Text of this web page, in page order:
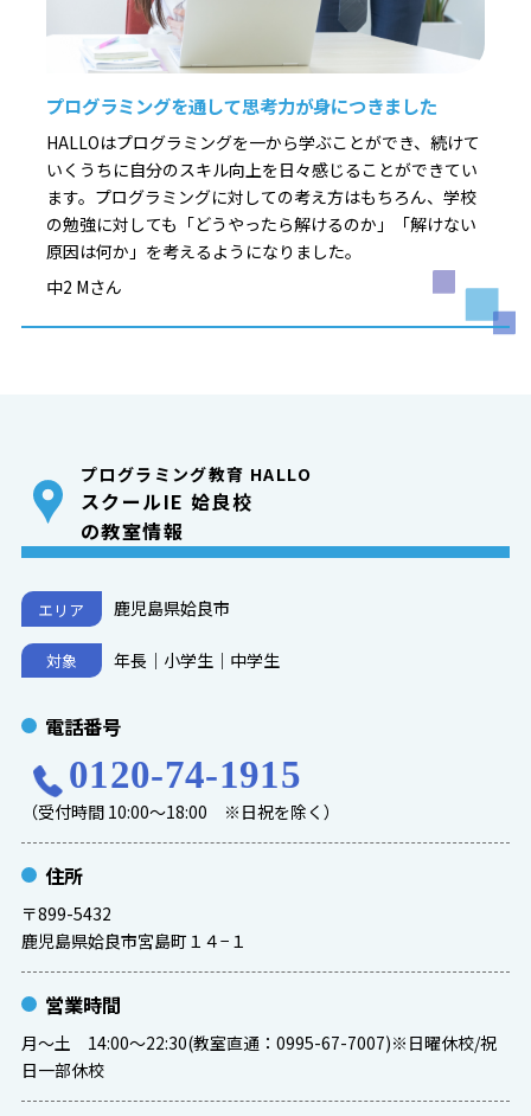
プログラミングを通して思考力が身につきました
HALLOはプログラミングを一から学ぶことができ、続けて
いくうちに自分のスキル向上を日々感じることができてい
ます。プログラミングに対しての考え方はもちろん、学校
の勉強に対しても「どうやったら解けるのか」「解けない
原因は何か」を考えるようになりました。
中2 Mさん
プログラミング教育 HALLO
スクールIE 姶良校
の教室情報
エリア 鹿児島県姶良市
対象 年長｜小学生｜中学生
電話番号
0120-74-1915
（受付時間 10:00～18:00 ※日祝を除く）
住所
〒899-5432
鹿児島県姶良市宮島町１４−１
営業時間
月〜土 14:00〜22:30(教室直通：0995-67-7007)※日曜休校/祝
日一部休校